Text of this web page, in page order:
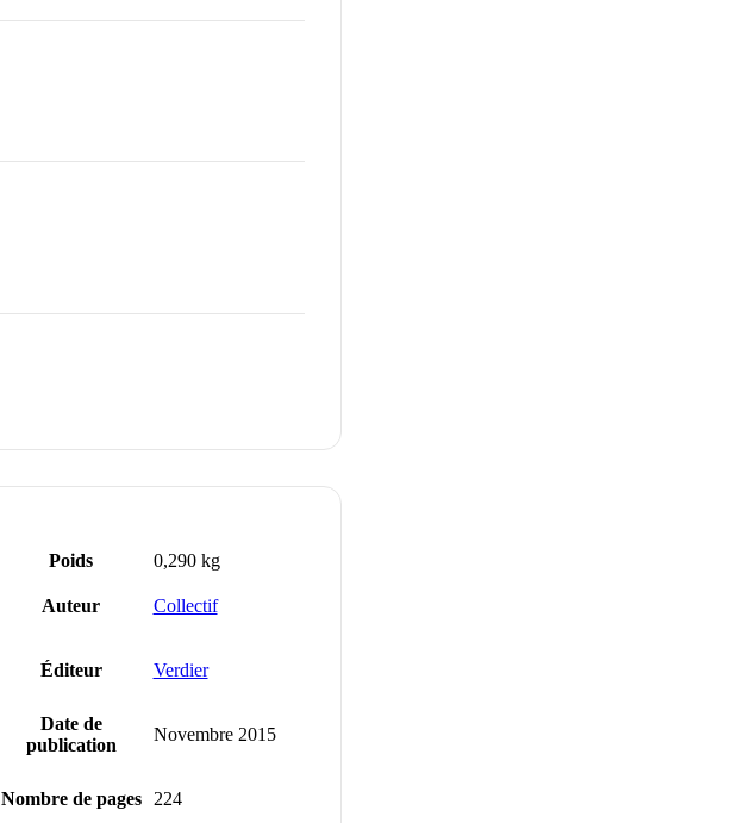
Poids 0,290 kg
Auteur Collectif
Éditeur Verdier
Date de
publication
Novembre 2015
Nombre de pages 224